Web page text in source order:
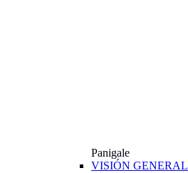
Panigale
VISIÓN GENERAL